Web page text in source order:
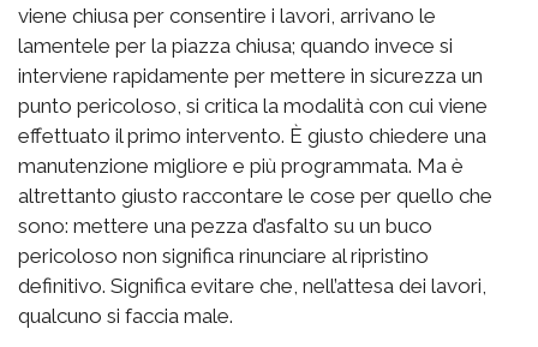
viene chiusa per consentire i lavori, arrivano le
lamentele per la piazza chiusa; quando invece si
interviene rapidamente per mettere in sicurezza un
punto pericoloso, si critica la modalità con cui viene
effettuato il primo intervento. È giusto chiedere una
manutenzione migliore e più programmata. Ma è
altrettanto giusto raccontare le cose per quello che
sono: mettere una pezza d’asfalto su un buco
pericoloso non significa rinunciare al ripristino
definitivo. Significa evitare che, nell’attesa dei lavori,
qualcuno si faccia male.